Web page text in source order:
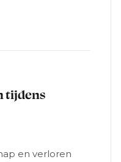
tijdens
en verloren